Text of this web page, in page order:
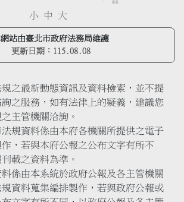
小 中 大
站由臺北市政府法務局維護
更新日期： 115.08.08
之最新動態資訊及資料檢索，並不提
之服務，如有法律上的疑義，建議您
主管機關洽詢。
規資料係由本府各機關所提供之電子
，若與本府公報之公布文字有所不
載之資料為準。
係由本系統於政府公報及各主管機關
資料蒐集編排製作，若與政府公報或